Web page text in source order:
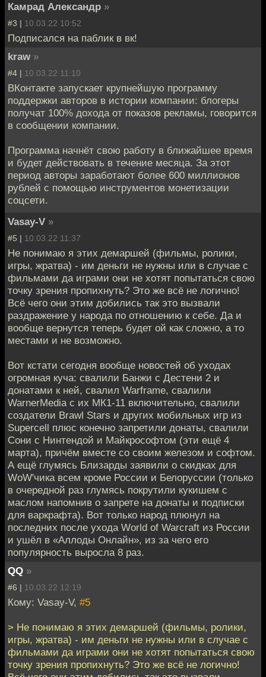
Камрад Александр »
#3 | 10.03.22 10:52
Подписался на паблик в вк!
kraw »
#4 | 10.03.22 11:10
ВКонтакте запускает крупнейшую программу
поддержки авторов в истории компании: блогеры
получат 100% дохода от показов рекламы, говорится
в сообщении компании.
Программа начнёт свою работу в ближайшее время
и будет действовать в течение месяца. За этот
период авторы заработают более 600 миллионов
рублей с помощью инструментов монетизации
соцсети.
Vasay-V »
#5 | 10.03.22 11:37
Не понимаю я этих демаршей (фильмы, ролики,
игры, жратва) - им деньги не нужны или в случае с
фильмами да играми они не хотят попытаться свою
точку зрения пропихнуть? Это же всё не логично!
Всё чего они этим добились так это вызвали
раздражение у народа по отношению к себе. Да и
вообще вернутся теперь будет ой как сложно, а то
местами и не возможно.
Вот кстати сегодня вообще новостей об уходах
огромная куча: свалили Банжи с Дестени 2 и
донатами к ней, свалил Warframe, свалили
WarnerMedia с их МК1-11 включительно, свалили
создатели Brawl Stars и других мобильных игр из
Supercell плюс конечно запретили донаты, свалили
Сони с Нинтендой и Майкрософтом (эти ещё 4
марта), причём вместе со своим железом и софтом.
А ещё глумясь Близарды заявили о скидках для
WoW'чика всем кроме России и Белоруссии (только
в очередной раз глумясь покрутили кукишем с
маслом напомнив о запрете на донаты и подписки
для варкрафта). Вот только народ плюнул на
последних после ухода World of Warcraft из России
и ушёл в «Аллоды Онлайн», из за чего его
популярность выросла 8 раз.
QQ »
#6 | 10.03.22 12:19
Кому: Vasay-V, #5
> Не понимаю я этих демаршей (фильмы, ролики,
игры, жратва) - им деньги не нужны или в случае с
фильмами да играми они не хотят попытаться свою
точку зрения пропихнуть? Это же всё не логично!